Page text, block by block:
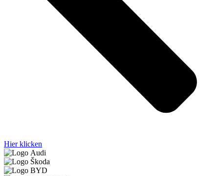
Hier klicken